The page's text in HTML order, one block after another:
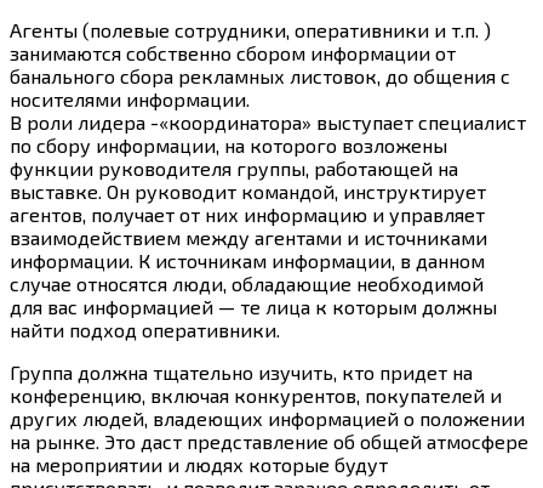
Агенты (полевые сотрудники, оперативники и т.п. )
занимаются собственно сбором информации от
банального сбора рекламных листовок, до общения с
носителями информации.
В роли лидера -«координатора» выступает специалист
по сбору информации, на которого возложены
функции руководителя группы, работающей на
выставке. Он руководит командой, инструктирует
агентов, получает от них информацию и управляет
взаимодействием между агентами и источниками
информации. К источникам информации, в данном
случае относятся люди, обладающие необходимой
для вас информацией — те лица к которым должны
найти подход оперативники.
Группа должна тщательно изучить, кто придет на
конференцию, включая конкурентов, покупателей и
других людей, владеющих информацией о положении
на рынке. Это даст представление об общей атмосфере
на мероприятии и людях которые будут